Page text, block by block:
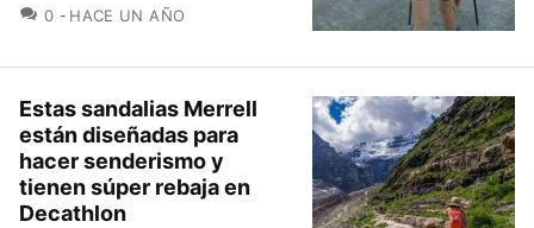
0 COMENTARIOS
HACE UN AÑO
Estas sandalias Merrell
están diseñadas para
hacer senderismo y
tienen súper rebaja en
Decathlon